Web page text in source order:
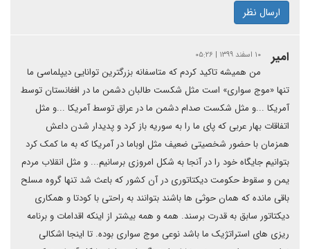
ارسال نظر
امیر ۱۰ اسفند ۱۳۹۹ | ۰۵:۲۶
من همیشه تاکید کردم که متاسفانه بزرگترین توانایی دیپلماسی ما
تنها «موج سواری» است مثل شکست طالبان دشمن ما در افغانستان توسط
آمریکا ...و مثل شکست صدام دشمن ما در عراق توسط آمریکا ...و مثل
اتفاقات بهار عربی که پای ما را به سوریه باز کرد و پدیدار شدن داعش
همزمان با حضور شخصیتی ضعیف مثل اوباما در آمریکا که به ما کمک کرد
بتوانیم جایگاه خود را در آنجا به شکل امروزی برسانیم... و مثل انقلاب مردم
یمن و سقوط حکومت دیکتاتوری در آن کشور که باعث شد تنها گروه مسلح
باقی مانده که همان حوثی ها باشند بتوانند به راحتی با کودتا و همکاری
دیکتاتور سابق به قدرت برسند. همه و همه بیشتر از اینکه اقدامات و برنامه
ریزی های استراتژیک ما باشد نوعی موج سواری بوده. تا اینجا اشکالی